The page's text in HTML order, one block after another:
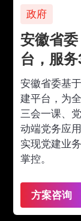
政府
安徽省
台，服
安徽省委基
建平台，为
三会一课、
动端党务应
实现党建业
掌控。
方案咨询